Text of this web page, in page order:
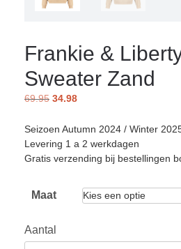
Frankie &
Sweater Zand
69.95 34.98
Seizoen Autumn 2024 / Winter
Levering 1 a 2 werkdagen
Gratis verzending bij bestellingen
Maat
Aantal